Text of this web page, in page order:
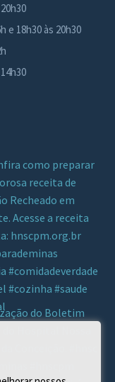
e 18h30 às 20h30